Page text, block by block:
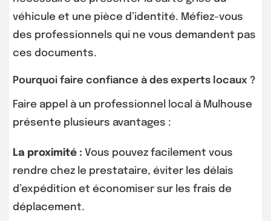
véhicule et une pièce d’identité. Méfiez-vous
des professionnels qui ne vous demandent pas
ces documents.
Pourquoi faire confiance à des experts locaux ?
Faire appel à un professionnel local à Mulhouse
présente plusieurs avantages :
La proximité : Vous pouvez facilement vous
rendre chez le prestataire, éviter les délais
d’expédition et économiser sur les frais de
déplacement.